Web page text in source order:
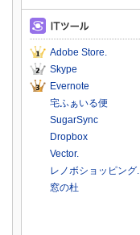
Adobe Store.
Skype
Evernote
宅ふぁいる便
SugarSync
Dropbox
Vector.
レノボショッピング.
窓の杜